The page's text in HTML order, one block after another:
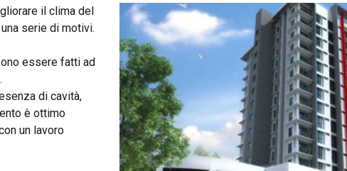
il clima del
serie di motivi.
essere fatti ad
di cavità,
è ottimo
un lavoro